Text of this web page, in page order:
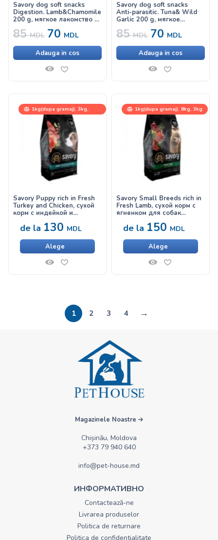
Savory dog soft snacks
Digestion. Lamb&Chamomile
200 g, мягкое лакомство с
улучшения пищеварения у
85MDL 70 MDL
Adauga in cos
Savory dog soft snacks
Anti-parasitic. Tuna& Wild
Garlic 200 g, мягкое
диким чесноком, с
эффектом для собак
85MDL 70 MDL
Adauga in cos
1kg(dupa gramaj), 3kg,
Savory Puppy rich in Fresh
Turkey and Chicken, сухой
корм с индейкой и
de la 130 MDL
Alege
1kg(dupa gramaj), 8kg, 3kg
Savory Small Breeds rich in
Fresh Lamb, сухой корм с
ягненком для собак
de la 150 MDL
Alege
1 2 3 4 →
Magazinele Noastre
Chișinău, Moldova
+373 79 940 640
info@pet-house.md
ИНФОРМАТИВНО
Contactează-ne
Livrarea produselor
Politica de returnare
Politica de confidentialitate